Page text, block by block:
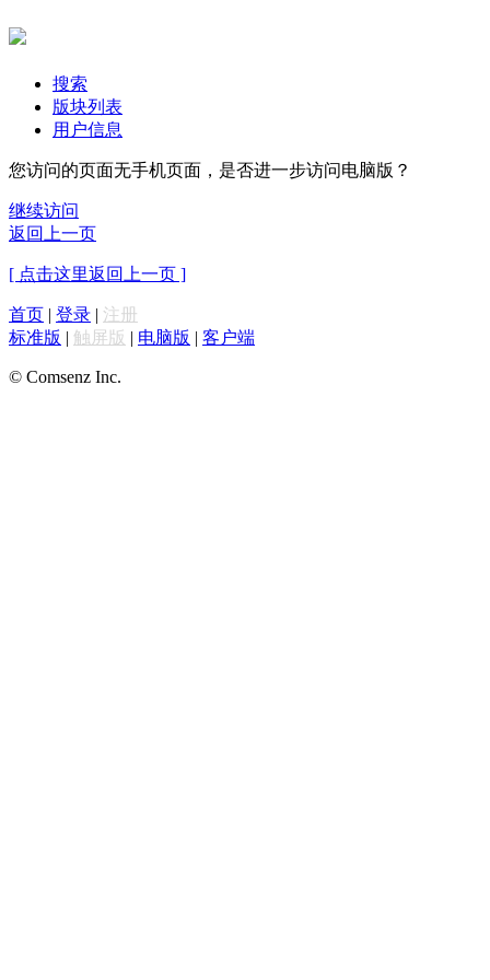
搜索
版块列表
用户信息
您访问的页面无手机页面，是否进一步访问电脑版？
继续访问
返回上一页
[ 点击这里返回上一页 ]
首页 | 登录 | 注册
标准版 | 触屏版 | 电脑版 | 客户端
© Comsenz Inc.